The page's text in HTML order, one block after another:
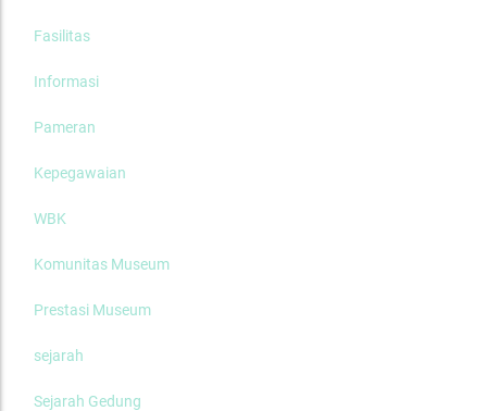
Fasilitas
Informasi
Pameran
Kepegawaian
WBK
Komunitas Museum
Prestasi Museum
sejarah
Sejarah Gedung